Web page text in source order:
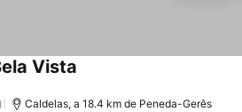
Vista
Caldelas, a 18.4 km de Peneda-Gerês